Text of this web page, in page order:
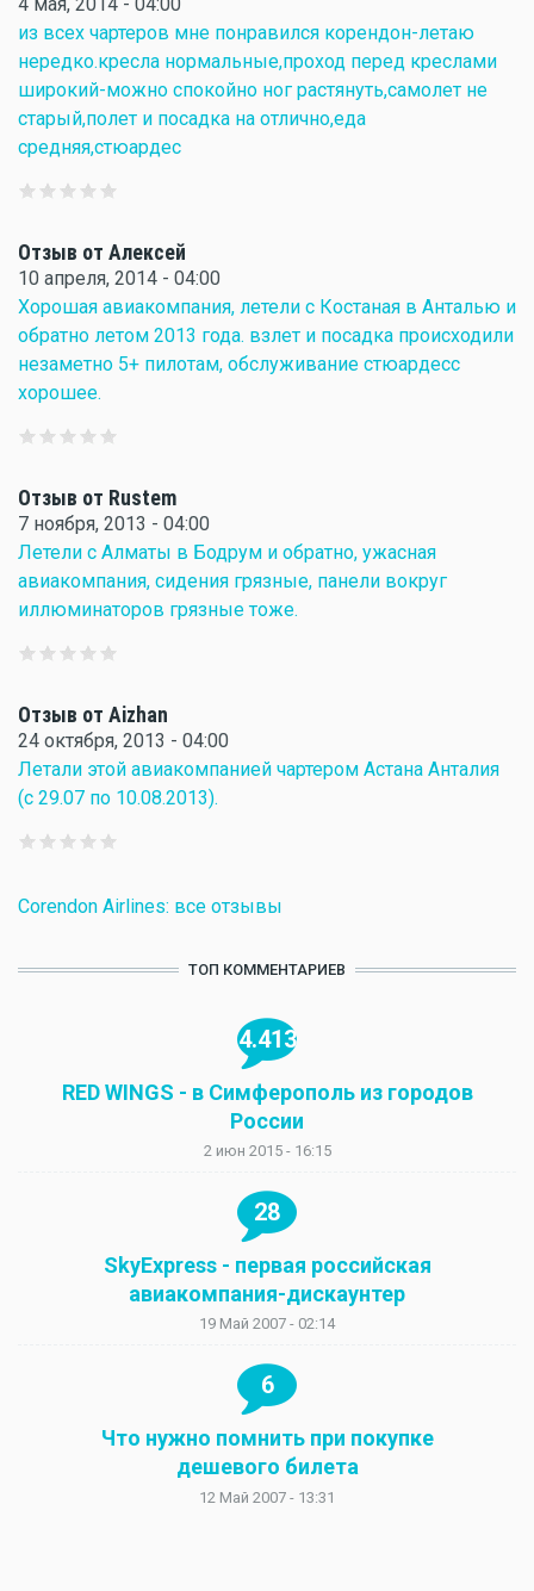
из всех чартеров мне понравился корендон-летаю
нередко.кресла нормальные,проход перед креслами
широкий-можно спокойно ног растянуть,самолет не
старый,полет и посадка на отлично,еда
средняя,стюардес
Отзыв от Алексей
10 апреля, 2014 - 04:00
Хорошая авиакомпания, летели с Костаная в Анталью и
обратно летом 2013 года. взлет и посадка происходили
незаметно 5+ пилотам, обслуживание стюардесс
хорошее.
Отзыв от Rustem
7 ноября, 2013 - 04:00
Летели с Алматы в Бодрум и обратно, ужасная
авиакомпания, сидения грязные, панели вокруг
иллюминаторов грязные тоже.
Отзыв от Aizhan
24 октября, 2013 - 04:00
Летали этой авиакомпанией чартером Астана Анталия
(с 29.07 по 10.08.2013).
Corendon Airlines: все отзывы
ТОП КОММЕНТАРИЕВ
4.413
RED WINGS - в Симферополь из городов
России
2 июн 2015 - 16:15
28
SkyExpress - первая российская
авиакомпания-дискаунтер
19 Май 2007 - 02:14
6
Что нужно помнить при покупке
дешевого билета
12 Май 2007 - 13:31